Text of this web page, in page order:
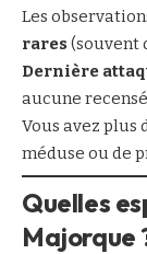
Les
rares(souvent
Dernière
aucune
Vous avez plus
méduse ou de
Quelles
Majorque